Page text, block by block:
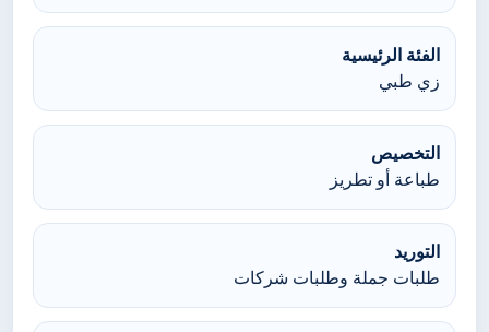
الفئة الرئيسية
زي طبي
التخصيص
طباعة أو تطريز
التوريد
طلبات جملة وطلبات شركات